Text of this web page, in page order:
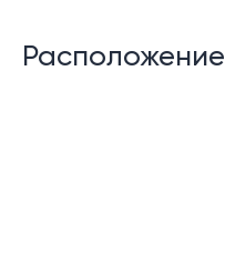
Расположение